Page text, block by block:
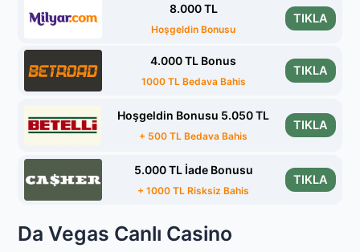
8.000 TL
Hoşgeldin Bonusu
TIKLA
4.000 TL Bonus
1000 TL Bedava Bahis
TIKLA
Hoşgeldin Bonusu 5.050 TL
+ 500 TL Bedava Bahis
TIKLA
5.000 TL İade Bonusu
+ 1000 TL Risksiz Bahis
TIKLA
Da Vegas Canlı Casino